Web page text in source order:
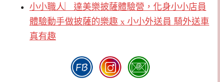
小小職人︳達美樂披薩體驗營，化身小小店員
體驗動手做披薩的樂趣 x 小小外送員 騎外送車
真有趣